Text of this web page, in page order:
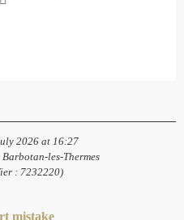
2026 at 16:27
les-Thermes
: 7232220)
mistake